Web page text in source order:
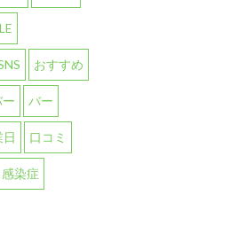
おすすめ
バー
日 口コミ
染症